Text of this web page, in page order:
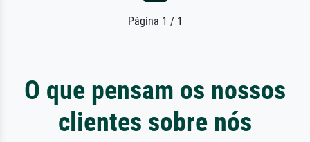
Página 1 / 1
O que pensam os nossos
clientes sobre nós